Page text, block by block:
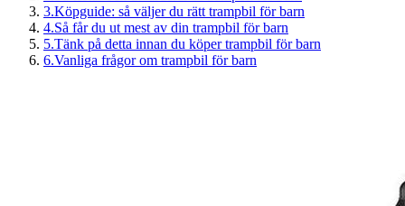
3.Köpguide: så väljer du rätt trampbil för barn
4.Så får du ut mest av din trampbil för barn
5.Tänk på detta innan du köper trampbil för barn
6.Vanliga frågor om trampbil för barn